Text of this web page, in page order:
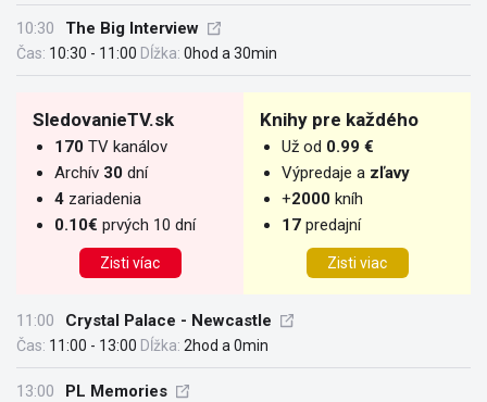
10:30 The Big Interview
Čas: 10:30 - 11:00 Dĺžka: 0hod a 30min
SledovanieTV.sk
170 TV kanálov
Archív 30 dní
4 zariadenia
0.10€ prvých 10 dní
Zisti víac
Knihy pre každého
Už od 0.99 €
Výpredaje a zľavy
+2000 kníh
17 predajní
Zisti viac
11:00 Crystal Palace - Newcastle
Čas: 11:00 - 13:00 Dĺžka: 2hod a 0min
13:00 PL Memories